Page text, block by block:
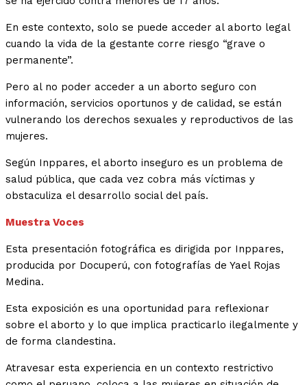
En este contexto, solo se puede acceder al aborto legal
cuando la vida de la gestante corre riesgo “grave o
permanente”.
Pero al no poder acceder a un aborto seguro con
información, servicios oportunos y de calidad, se están
vulnerando los derechos sexuales y reproductivos de las
mujeres.
Según Inppares, el aborto inseguro es un problema de
salud pública, que cada vez cobra más víctimas y
obstaculiza el desarrollo social del país.
Muestra Voces
Esta presentación fotográfica es dirigida por Inppares,
producida por Docuperú, con fotografías de Yael Rojas
Medina.
Esta exposición es una oportunidad para reflexionar
sobre el aborto y lo que implica practicarlo ilegalmente y
de forma clandestina.
Atravesar esta experiencia en un contexto restrictivo